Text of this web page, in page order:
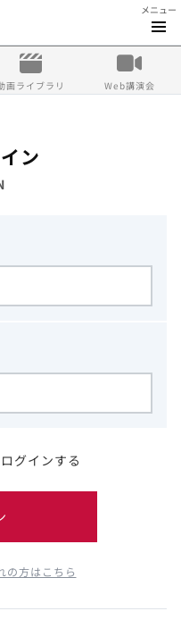
メニュー
画ライブラリ Web講演会
ン
グインする
の方はこちら